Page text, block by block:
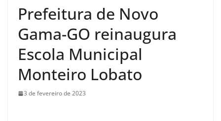
Prefeitura de Novo
Gama-GO reinaugura
Escola Municipal
Monteiro Lobato
3 de fevereiro de 2023